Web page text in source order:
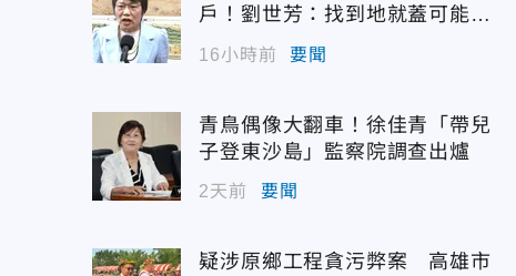
戶！劉世芳：找到地就蓋可能變
空餘屋
16小時前 要聞
青鳥偶像大翻車！徐佳青「帶兒
子登東沙島」監察院調查出爐
2天前 要聞
疑涉原鄉工程貪污弊案 高雄市